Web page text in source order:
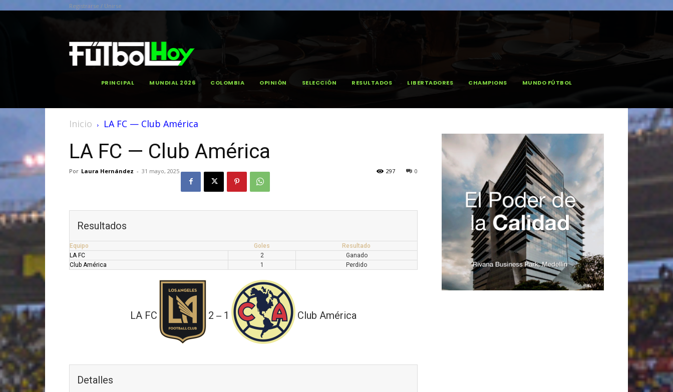
Registrarse / Unirse
PRINCIPAL MUNDIAL 2026 COLOMBIA OPINIÓN SELECCIÓN RESULTADOS LIBERTADORES CHAMPIONS MUNDO FÚTBOL
Inicio LA FC — Club América
LA FC — Club América
Por Laura Hernández - 31 mayo, 2025 0
297
Resultados
Equipo Goles
Resultado
LA FC
2
Ganado
Club América
1 Perdido
LA FC 2 — 1 Club América
Detalles